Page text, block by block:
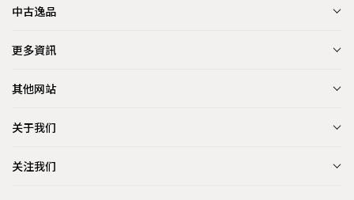
中古逸品
更多資訊
其他网站
关于我们
关注我们